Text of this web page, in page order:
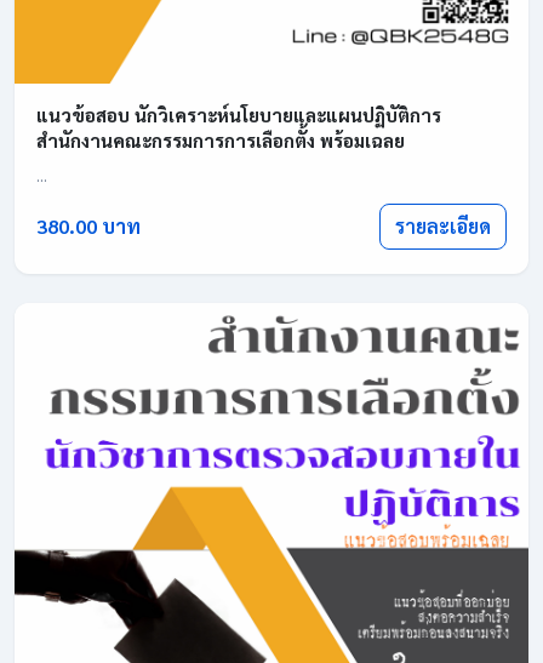
แนวข้อสอบ นักวิเคราะห์นโยบายและแผนปฏิบัติการ
สำนักงานคณะกรรมการการเลือกตั้ง พร้อมเฉลย
...
380.00 บาท รายละเอียด